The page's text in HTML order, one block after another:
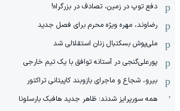
دفع توپ در زمین، تصادف در بزرگراه!
رضاوند، مهره ویژه محرم برای فصل جدید
ملی‌پوش بسکتبال زنان استقلالی شد
پورعلی‌گنجی در آستانه توافق با یک تیم خارجی
بیرو، شجاع و ماجرای بازوبند کاپیتانی تراکتور
همه سورپرایز شدند؛ ظاهر جدید هافبک بارسلونا